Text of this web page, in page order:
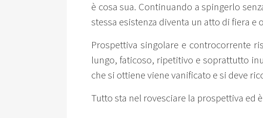
è cosa sua. Continuando a spingerlo
stessa esistenza diventa un atto di fiera e
Prospettiva singolare e controcorrente
lungo, faticoso, ripetitivo e soprattutto
che si ottiene viene vanificato e si deve
Tutto sta nel rovesciare la prospettiva ed